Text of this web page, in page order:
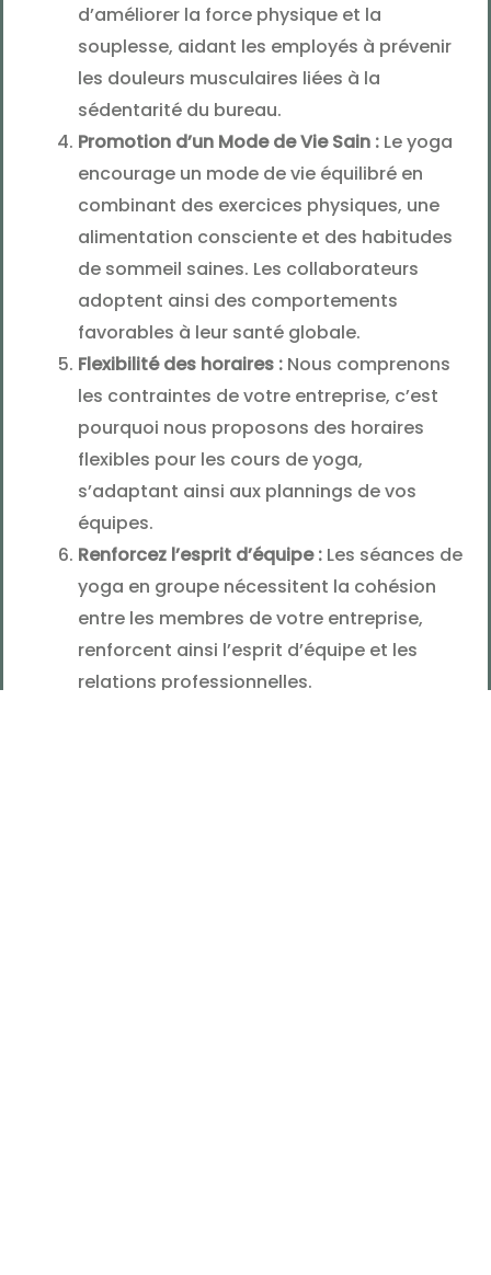
d’améliorer la force physique et la
souplesse, aidant les employés à prévenir
les douleurs musculaires liées à la
sédentarité du bureau.
Promotion d’un Mode de Vie Sain : Le yoga
encourage un mode de vie équilibré en
combinant des exercices physiques, une
alimentation consciente et des habitudes
de sommeil saines. Les collaborateurs
adoptent ainsi des comportements
favorables à leur santé globale.
Flexibilité des horaires : Nous comprenons
les contraintes de votre entreprise, c’est
pourquoi nous proposons des horaires
flexibles pour les cours de yoga,
s’adaptant ainsi aux plannings de vos
équipes.
Renforcez l’esprit d’équipe : Les séances de
yoga en groupe nécessitent la cohésion
entre les membres de votre entreprise,
renforcent ainsi l’esprit d’équipe et les
relations professionnelles.